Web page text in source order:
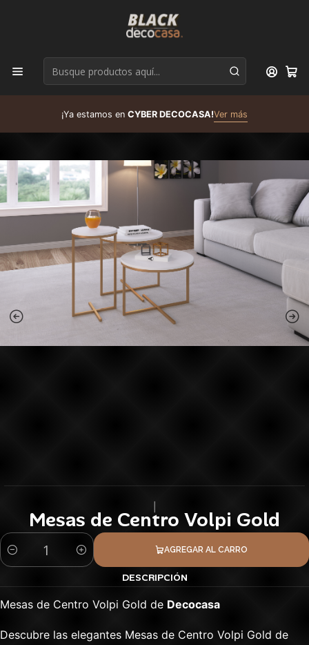
¡Ya estamos en CYBER DECOCASA!Ver más
Mesas de Centro Volpi Gold
Cantidad
AGREGAR AL CARRO
DESCRIPCIÓN
Mesas de Centro Volpi Gold de Decocasa
Descubre las elegantes Mesas de Centro Volpi Gold de